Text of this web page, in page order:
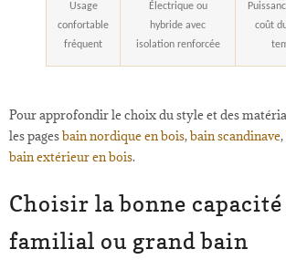
Usage
confortable
fréquent
Électrique ou
hybride avec
isolation renforcée
coût
Pour approfondir le choix du style et des
les pagesbain nordique en bois,bain scandinave,
bain extérieur en bois.
Choisir la bonne
familial ou grand bain